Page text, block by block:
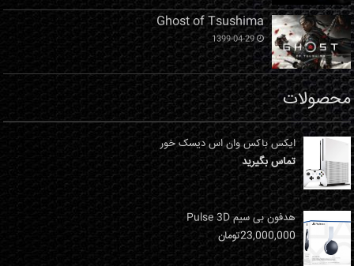
Ghost of Tsushima
1399-04-29
محصولات
ایکس باکس وان اس دیسک خور
تماس بگیرید
هدفون بی سیم Pulse 3D
23,000,000تومان